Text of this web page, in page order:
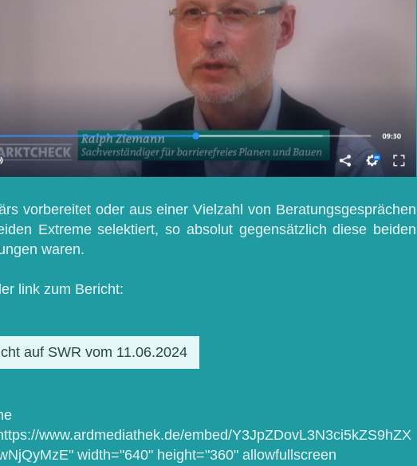
vorbereitet oder aus einer Vielzahl von Beratungsgesprächen
Extreme selektiert, so absolut gegensätzlich diese beiden
waren.
link zum Bericht:
auf SWR vom 11.06.2024
www.ardmediathek.de/embed/Y3JpZDovL3N3ci5kZS9hZX
width="640" height="360" allowfullscreen